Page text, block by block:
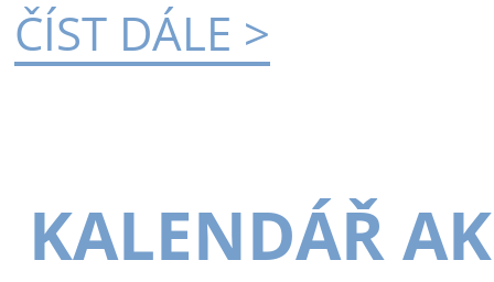
ČÍST DÁLE >
KALENDÁŘ